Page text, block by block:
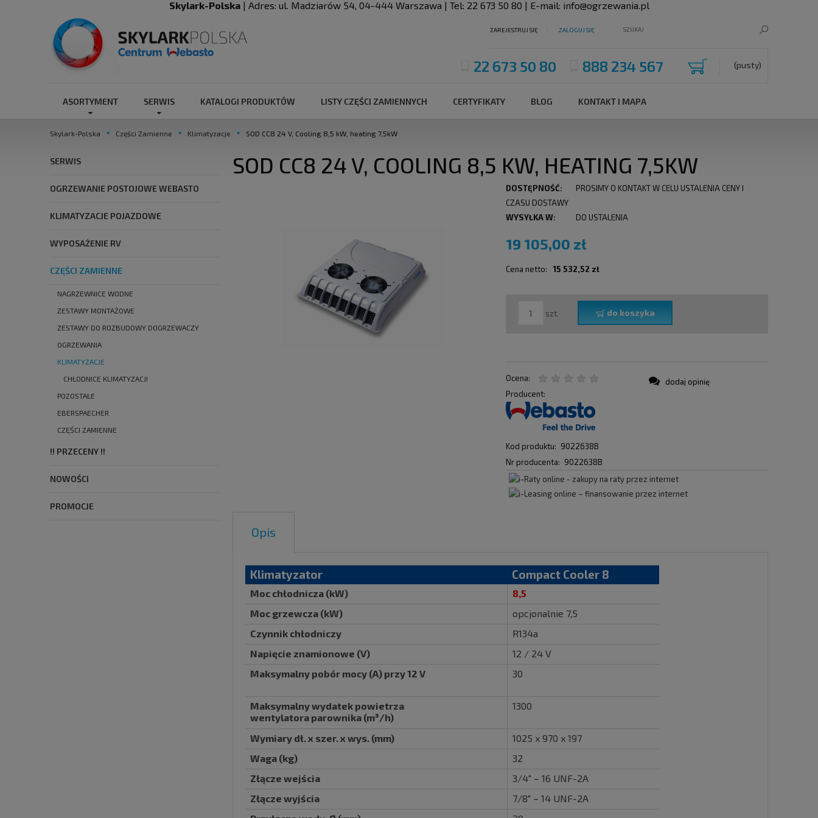
Skylark-Polska| Adres: ul. Madziarów 54, 04-444 Warszawa | Tel: 22 673 50 80 | E-mail: info@ogrzewania.pl
ZAREJESTRUJ SIĘ ZALOGUJ SIĘ
(pusty)
22 673 50 80 888 234 567
ASORTYMENT SERWIS KATALOGI PRODUKTÓW LISTY CZĘŚCI ZAMIENNYCH CERTYFIKATY BLOG KONTAKT I MAPA
Skylark-Polska Części Zamienne Klimatyzacje SOD CC8 24 V, Cooling 8,5 kW, heating 7,5kW
SERWIS
OGRZEWANIE POSTOJOWE WEBASTO
KLIMATYZACJE POJAZDOWE
WYPOSAŻENIE RV
CZĘŚCI ZAMIENNE
NAGRZEWNICE WODNE
ZESTAWY MONTAŻOWE
ZESTAWY DO ROZBUDOWY DOGRZEWACZY
OGRZEWANIA
KLIMATYZACJE
CHŁODNICE KLIMATYZACJI
POZOSTAŁE
EBERSPAECHER
CZĘŚCI ZAMIENNE
!! PRZECENY !!
NOWOŚCI
PROMOCJE
SOD CC8 24 V, COOLING 8,5 KW, HEATING 7,5KW
DOSTĘPNOŚĆ:
PROSIMY O KONTAKT W CELU USTALENIA CENY I
CZASU DOSTAWY
WYSYŁKA W:
DO USTALENIA
19 105,00 zł
Cena netto: 15 532,52 zł
szt. do koszyka
Ocena:
Producent:
Kod produktu: 9022638B
Nr producenta: 9022638B
dodaj opinię
Opis
Klimatyzator Compact Cooler 8
Moc chłodnicza (kW)
8,5
Moc grzewcza (kW)
opcjonalnie 7,5
Czynnik chłodniczy
R134a
Napięcie znamionowe (V)
12 / 24 V
Maksymalny pobór mocy (A) przy 12 V
30
Maksymalny wydatek powietrza
wentylatora parownika (m³/h)
1300
Wymiary dł. x szer. x wys. (mm)
1025 x 970 x 197
Waga (kg)
32
Złącze wejścia
3/4" – 16 UNF-2A
Złącze wyjścia
7/8" – 14 UNF-2A